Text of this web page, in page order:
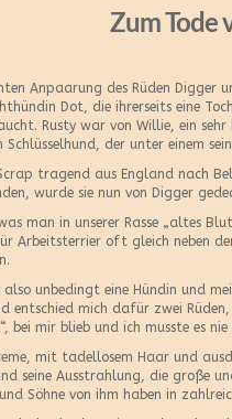
Zum Tode
Anpaarung des Rüden Digger
Dot, die ihrerseits eine
Rusty war von Willie, ein sehr
Schlüsselhund, der unter einem
tragend aus England nach
wurde sie nun von Digger
man in unserer Rasse „altes
Arbeitsterrier oft gleich neben
unbedingt eine Hündin und
entschied mich dafür zwei
bei mir blieb und ich musste es nie
mit tadellosem Haar und
seine Ausstrahlung, die große
und Söhne von ihm haben in